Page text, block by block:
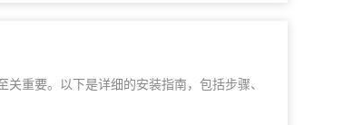
重要。以下是详细的安装指南，包括步骤、